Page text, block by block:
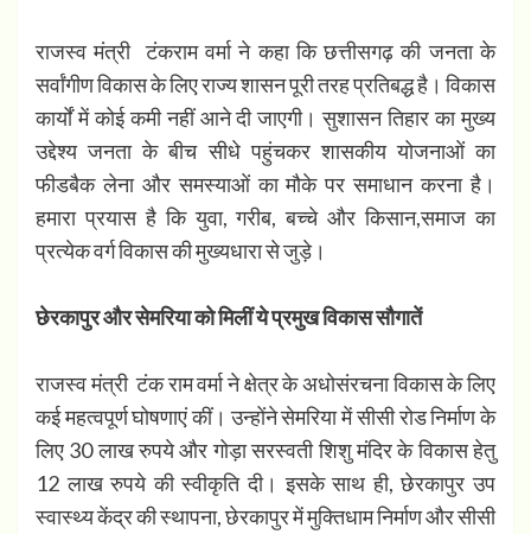
राजस्व मंत्री टंकराम वर्मा ने कहा कि छत्तीसगढ़ की जनता के
सर्वांगीण विकास के लिए राज्य शासन पूरी तरह प्रतिबद्ध है। विकास
कार्यों में कोई कमी नहीं आने दी जाएगी। सुशासन तिहार का मुख्य
उद्देश्य जनता के बीच सीधे पहुंचकर शासकीय योजनाओं का
फीडबैक लेना और समस्याओं का मौके पर समाधान करना है।
हमारा प्रयास है कि युवा, गरीब, बच्चे और किसान,समाज का
प्रत्येक वर्ग विकास की मुख्यधारा से जुड़े।
छेरकापुर और सेमरिया को मिलीं ये प्रमुख विकास सौगातें
राजस्व मंत्री टंक राम वर्मा ने क्षेत्र के अधोसंरचना विकास के लिए
कई महत्वपूर्ण घोषणाएं कीं। उन्होंने सेमरिया में सीसी रोड निर्माण के
लिए 30 लाख रुपये और गोड़ा सरस्वती शिशु मंदिर के विकास हेतु
12 लाख रुपये की स्वीकृति दी। इसके साथ ही, छेरकापुर उप
स्वास्थ्य केंद्र की स्थापना, छेरकापुर में मुक्तिधाम निर्माण और सीसी